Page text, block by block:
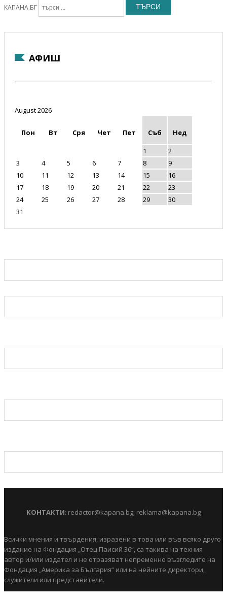
КАПАНА.БГ ТЪРСИ
АФИШ
August 2026
Пон Вт Сря Чет Пет Съб
Нед
1
2
3
4 5 6 7 8
9
10
11 12 13 14 15
16
17
18 19 20 21 22
23
24
25 26 27 28 29
30
31
КОНТАКТИ: redactor@kapana.bg; reklama@kapana.bg
Всички мнения и твърдения, изразени в това или във всяко друго
издание на Фондация „Отец Паисий 36“, са такива на техния
автор и/или издател и не отразяват непременно възгледите на
Фондация „Америка за България“ или на нейните директори,
служители или представители.